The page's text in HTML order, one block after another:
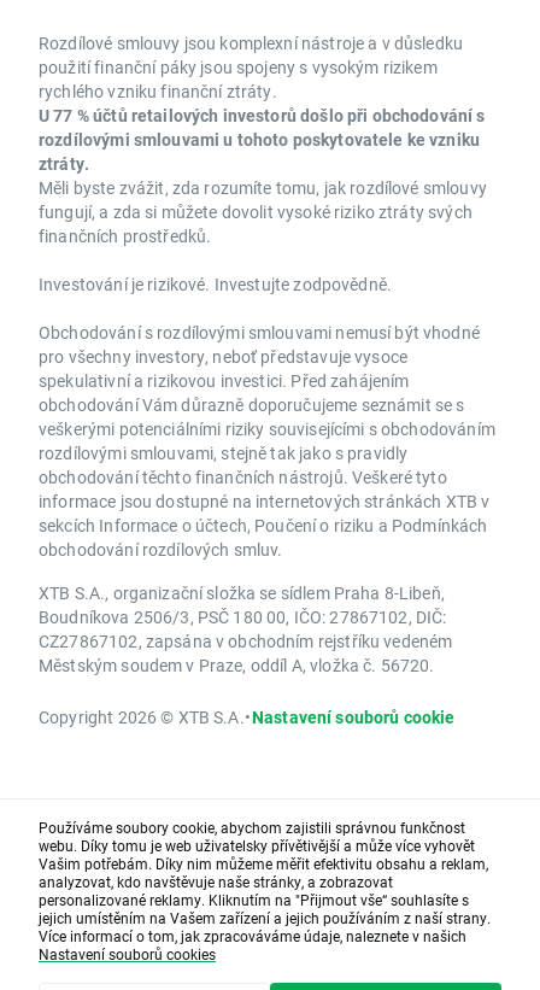
Rozdílové smlouvy jsou komplexní nástroje a v důsledku
použití finanční páky jsou spojeny s vysokým rizikem
rychlého vzniku finanční ztráty.
U 77 % účtů retailových investorů došlo při obchodování s
rozdílovými smlouvami u tohoto poskytovatele ke vzniku
ztráty.
Měli byste zvážit, zda rozumíte tomu, jak rozdílové smlouvy
fungují, a zda si můžete dovolit vysoké riziko ztráty svých
finančních prostředků.
Investování je rizikové. Investujte zodpovědně.
Obchodování s rozdílovými smlouvami nemusí být vhodné
pro všechny investory, neboť představuje vysoce
spekulativní a rizikovou investici. Před zahájením
obchodování Vám důrazně doporučujeme seznámit se s
veškerými potenciálními riziky souvisejícími s obchodováním
rozdílovými smlouvami, stejně tak jako s pravidly
obchodování těchto finančních nástrojů. Veškeré tyto
informace jsou dostupné na internetových stránkách XTB v
sekcích Informace o účtech, Poučení o riziku a Podmínkách
obchodování rozdílových smluv.
XTB S.A., organizační složka se sídlem Praha 8-Libeň,
Boudníkova 2506/3, PSČ 180 00, IČO: 27867102, DIČ:
CZ27867102, zapsána v obchodním rejstříku vedeném
Městským soudem v Praze, oddíl A, vložka č. 56720.
Copyright 2026 © XTB S.A.•Nastavení souborů cookie
Používáme soubory cookie, abychom zajistili správnou funkčnost
webu. Díky tomu je web uživatelsky přívětivější a může více vyhovět
Vašim potřebám. Díky nim můžeme měřit efektivitu obsahu a reklam,
analyzovat, kdo navštěvuje naše stránky, a zobrazovat
personalizované reklamy. Kliknutím na "Přijmout vše“ souhlasíte s
jejich umístěním na Vašem zařízení a jejich používáním z naší strany.
Více informací o tom, jak zpracováváme údaje, naleznete v našich
Nastavení souborů cookies